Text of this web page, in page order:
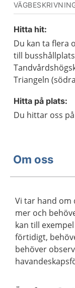
Hitta hit:
Du kan ta flera
till
Triangeln
Hitta på plats:
Du hittar oss
Om oss
Vi tar hand om
mer och
kan till
förtidigt,
behöver